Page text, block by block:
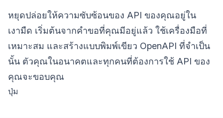
หยุดปล่อยให้ความซับซ้อนของ API ของคุณอยู่ใน
เงามืด เริ่มต้นจากคำขอที่คุณมีอยู่แล้ว ใช้เครื่องมือที่
เหมาะสม และสร้างแบบพิมพ์เขียว OpenAPI ที่จำเป็น
นั้น ตัวคุณในอนาคตและทุกคนที่ต้องการใช้ API ของ
คุณจะขอบคุณ
ปุ่ม